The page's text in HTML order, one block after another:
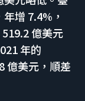
增 7.4%，
億美元
年的
億美元，順差